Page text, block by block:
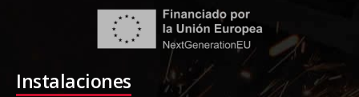
Instalaciones